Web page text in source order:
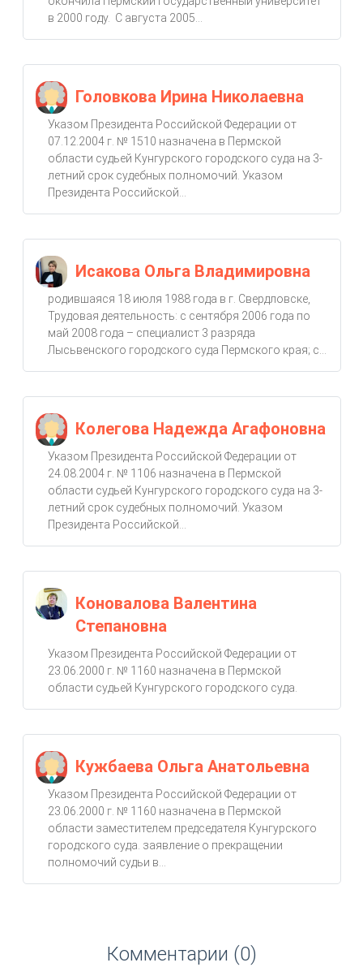
в 2000 году. С августа 2005...
Головкова Ирина Николаевна
Указом Президента Российской Федерации от
07.12.2004 г. № 1510 назначена в Пермской
области судьей Кунгурского городского суда на 3-
летний срок судебных полномочий. Указом
Президента Российской...
Исакова Ольга Владимировна
родившаяся 18 июля 1988 года в г. Свердловске,
Трудовая деятельность: с сентября 2006 года по
май 2008 года – специалист 3 разряда
Лысьвенского городского суда Пермского края; с...
Колегова Надежда Агафоновна
Указом Президента Российской Федерации от
24.08.2004 г. № 1106 назначена в Пермской
области судьей Кунгурского городского суда на 3-
летний срок судебных полномочий. Указом
Президента Российской...
Коновалова Валентина
Степановна
Указом Президента Российской Федерации от
23.06.2000 г. № 1160 назначена в Пермской
области судьей Кунгурского городского суда.
Кужбаева Ольга Анатольевна
Указом Президента Российской Федерации от
23.06.2000 г. № 1160 назначена в Пермской
области заместителем председателя Кунгурского
городского суда. заявление о прекращении
полномочий судьи в...
Комментарии (0)